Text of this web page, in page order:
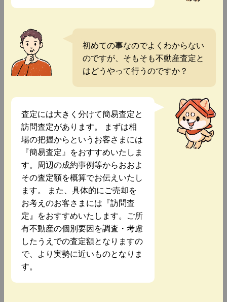
初めての事なのでよくわからない
のですが、そもそも不動産査定と
はどうやって行うのですか？
査定には大きく分けて簡易査定と
訪問査定があります。 まずは相
場の把握からというお客さまには
『簡易査定』をおすすめいたしま
す。周辺の成約事例等からおおよ
その査定額を概算でお伝えいたし
ます。 また、具体的にご売却を
お考えのお客さまには『訪問査
定』をおすすめいたします。ご所
有不動産の個別要因を調査・考慮
したうえでの査定額となりますの
で、より実勢に近いものとなりま
す。